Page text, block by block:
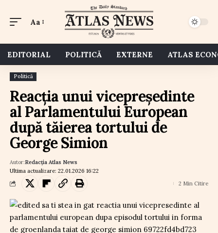
Aa
EDITORIAL POLITICĂ EXTERNE ATLAS
Politică
Reacția unui vicepreședinte
al Parlamentului European
după tăierea tortului de
George Simion
Ultima actualizare: 22.01.2026 16:22
Autor:Redacția Atlas News
2 Min Citire